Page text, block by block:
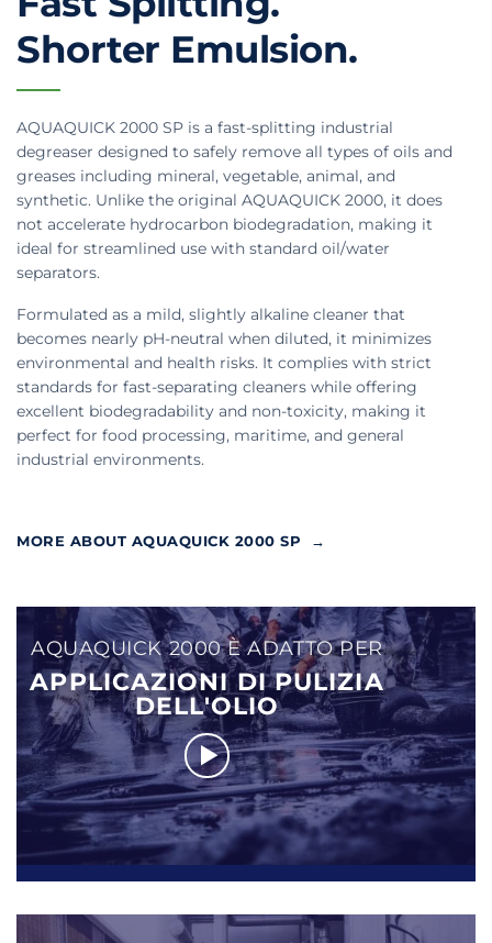
Shorter Emulsion.
AQUAQUICK 2000 SP is a fast-splitting industrial
degreaser designed to safely remove all types of oils and
greases including mineral, vegetable, animal, and
synthetic. Unlike the original AQUAQUICK 2000, it does
not accelerate hydrocarbon biodegradation, making it
ideal for streamlined use with standard oil/water
separators.
Formulated as a mild, slightly alkaline cleaner that
becomes nearly pH-neutral when diluted, it minimizes
environmental and health risks. It complies with strict
standards for fast-separating cleaners while offering
excellent biodegradability and non-toxicity, making it
perfect for food processing, maritime, and general
industrial environments.
MORE ABOUT AQUAQUICK 2000 SP →
AQUAQUICK 2000 È ADATTO PER
APPLICAZIONI DI PULIZIA
DELL'OLIO